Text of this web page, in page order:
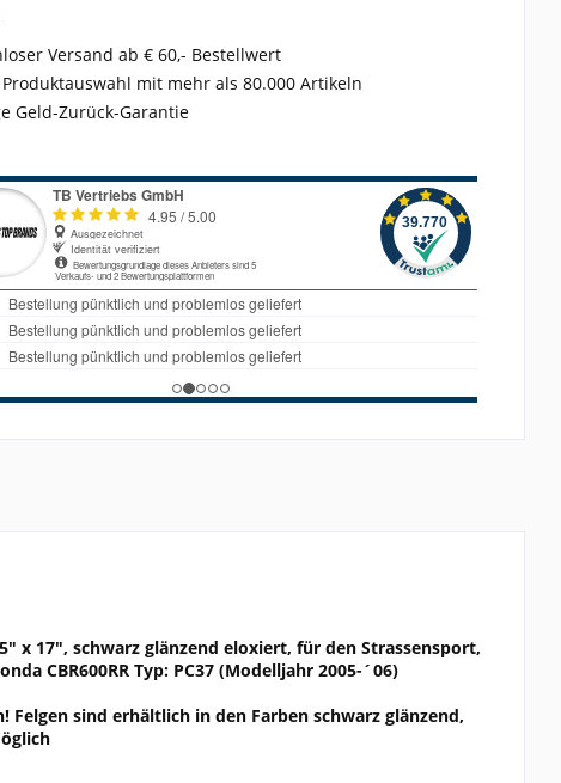
Versand ab € 60,- Bestellwert
mit mehr als 80.000 Artikeln
Geld-Zurück-Garantie
x 17", schwarz glänzend eloxiert, für den Strassensport,
CBR600RR Typ: PC37 (Modelljahr 2005-´06)
sind erhältlich in den Farben schwarz glänzend,